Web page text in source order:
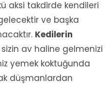
aksi takdirde kendileri
ve başka
Kedilerin
av haline gelmenizi
yemek koktuğunda
düşmanlardan